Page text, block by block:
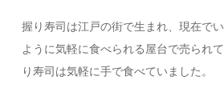
握り寿司は江戸の街で生まれ、現在で
ように気軽に食べられる屋台で売られ
り寿司は気軽に手で食べていました。